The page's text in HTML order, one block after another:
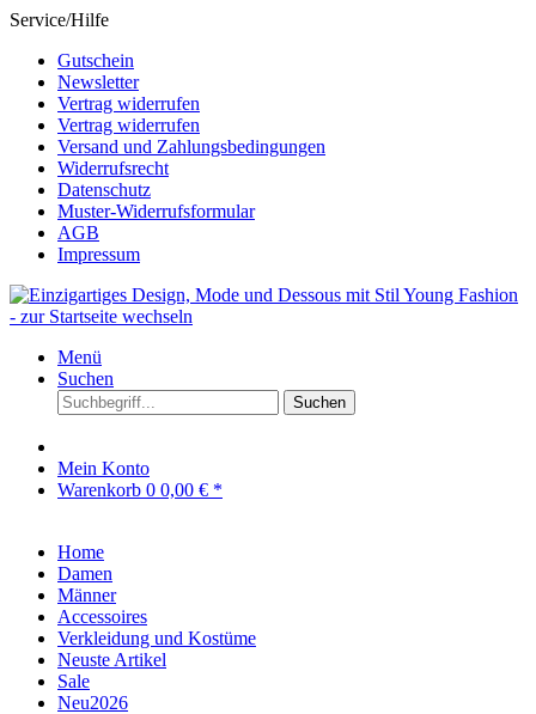
Service/Hilfe
Gutschein
Newsletter
Vertrag widerrufen
Vertrag widerrufen
Versand und Zahlungsbedingungen
Widerrufsrecht
Datenschutz
Muster-Widerrufsformular
AGB
Impressum
Menü
Suchen
Suchen
Mein Konto
Warenkorb 0 0,00 € *
Home
Damen
Männer
Accessoires
Verkleidung und Kostüme
Neuste Artikel
Sale
Neu2026